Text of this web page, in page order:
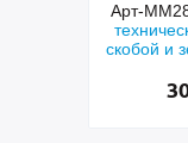
Арт-